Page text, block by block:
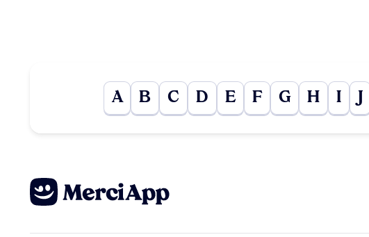
A B C D E F G H I J